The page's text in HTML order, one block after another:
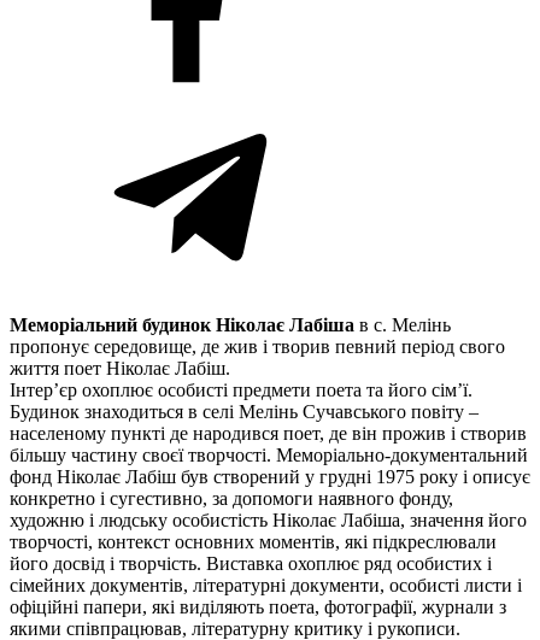
Меморіальний будинок Ніколає Лабіша в с. Мелінь
пропонує середовище, де жив і творив певний період свого
життя поет Ніколає Лабіш.
Інтер’єр охоплює особисті предмети поета та його сім’ї.
Будинок знаходиться в селі Мелінь Сучавського повіту –
населеному пункті де народився поет, де він прожив і створив
більшу частину своєї творчості. Меморіально-документальний
фонд Ніколає Лабіш був створений у грудні 1975 року і описує
конкретно і сугестивно, за допомоги наявного фонду,
художню і людську особистість Ніколає Лабіша, значення його
творчості, контекст основних моментів, які підкреслювали
його досвід і творчість. Виставка охоплює ряд особистих і
сімейних документів, літературні документи, особисті листи і
офіційні папери, які виділяють поета, фотографії, журнали з
якими співпрацював, літературну критику і рукописи.